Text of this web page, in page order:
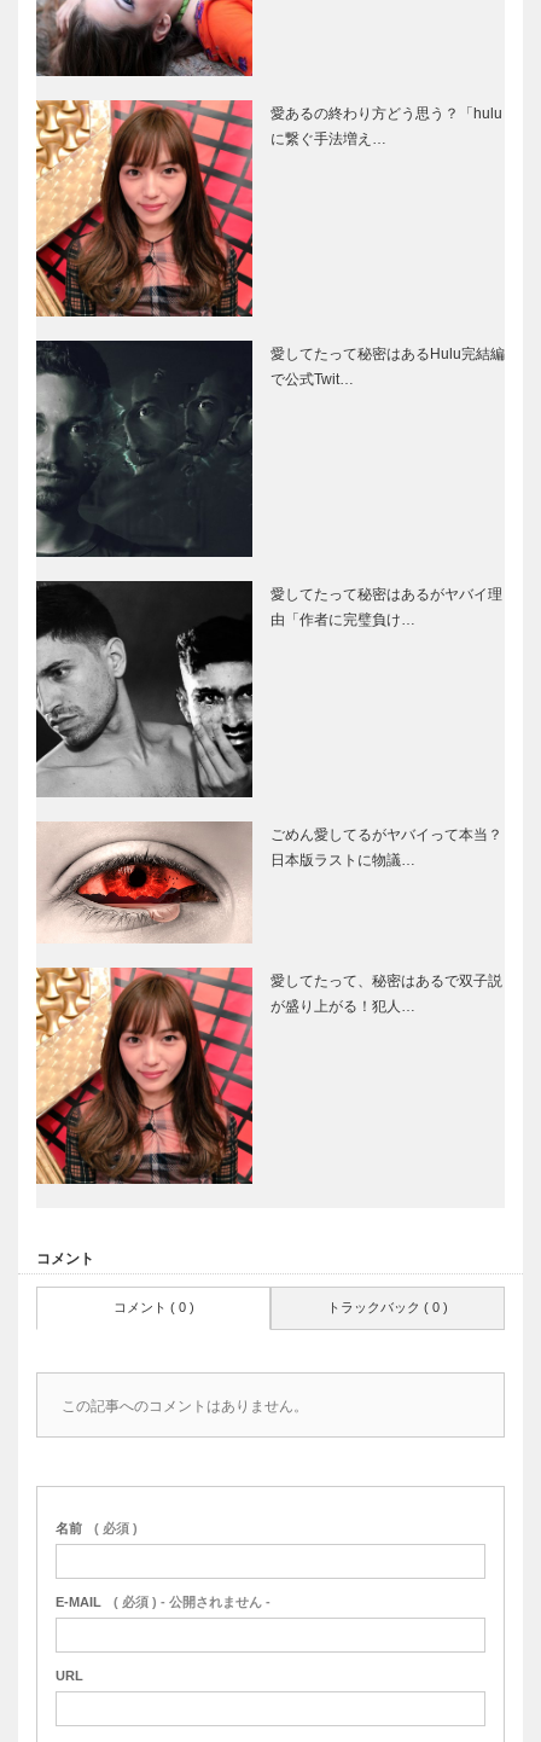
愛あるの終わり方どう思う？「hulu
に繋ぐ手法増え…
愛してたって秘密はあるHulu完結編
で公式Twit…
愛してたって秘密はあるがヤバイ理
由「作者に完璧負け…
ごめん愛してるがヤバイって本当？
日本版ラストに物議…
愛してたって、秘密はあるで双子説
が盛り上がる！犯人…
コメント
コメント ( 0 ) トラックバック ( 0 )
この記事へのコメントはありません。
名前 ( 必須 )
E-MAIL ( 必須 ) - 公開されません -
URL